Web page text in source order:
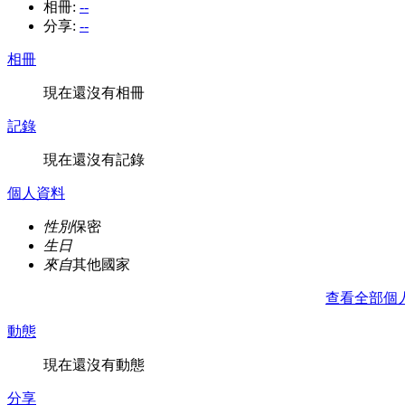
相冊: --
分享: --
相冊
現在還沒有相冊
記錄
現在還沒有記錄
個人資料
性別保密
生日
來自其他國家
查看全部個
動態
現在還沒有動態
分享